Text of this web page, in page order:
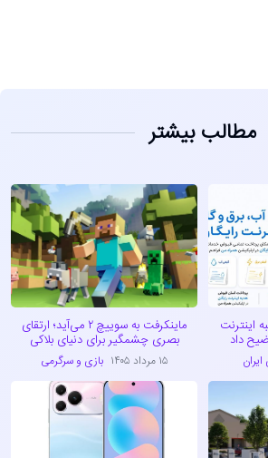
مطالب بیشتر
اینترنت
داد
ماینکرفت به سوییچ ۲ می‌آید؛ ارتقای
بصری چشمگیر برای دنیای بلاکی
۱۵ مرداد ۱۴۰۵ بازی و سرگرمی